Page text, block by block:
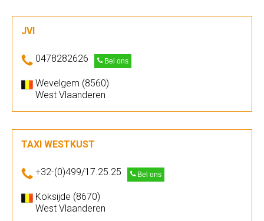
JVI
0478282626 Bel ons
Wevelgem (8560)
West Vlaanderen
TAXI WESTKUST
+32-(0)499/17.25.25 Bel ons
Koksijde (8670)
West Vlaanderen